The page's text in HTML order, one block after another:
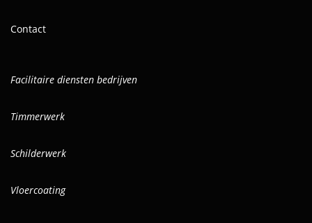
Contact
Facilitaire diensten bedrijven
Timmerwerk
Schilderwerk
Vloercoating